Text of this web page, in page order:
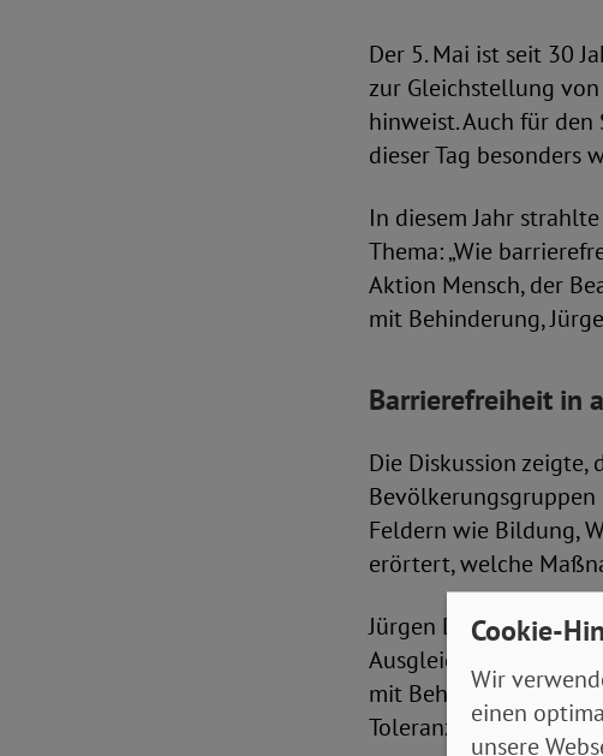
Der 5. Mai ist seit 30
zur Gleichstellung
hinweist. Auch für
dieser Tag besonders
In diesem Jahr
Thema: „Wie
Aktion Mensch, der
mit Behinderung,
Barrierefreiheit in
Die Diskussion
Feldern wie Bildung,
erörtert, welche
Jürgen Dusel stellte
Ausgleichsabgabe für
mit Behinderung
Toleranz für
Cookie-
Wir
einen
unsere